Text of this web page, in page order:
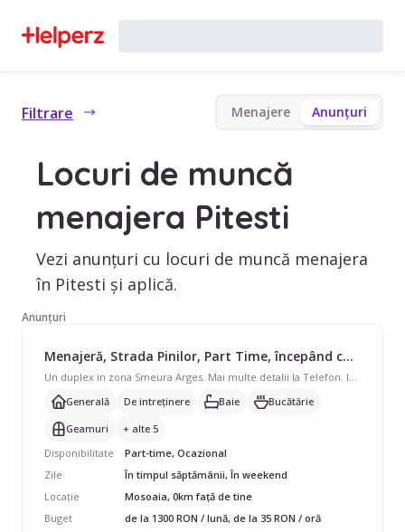
Filtrare Menajere Anunțuri
Locuri de muncă
menajera Pitesti
Vezi anunțuri cu locuri de muncă menajera
în Pitesti și aplică.
Anunțuri
Menajeră, Strada Pinilor, Part Time, începând cu 1300 lei/lună
Un duplex in zona Smeura Arges. Mai multe detalii la Telefon. Ioana mă numesc am nevoie de ajutor general... Lucruri mărunte posibil un abonament...
Generală
De intreținere Baie
Bucătărie
Geamuri
+ alte 5
Disponibilitate
Part-time, Ocazional
Zile
În timpul săptămânii, În weekend
Locație
Mosoaia, 0km față de tine
Buget
de la 1300 RON / lună, de la 35 RON / oră